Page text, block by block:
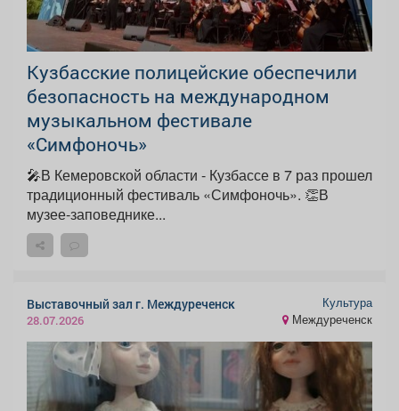
Кузбасские полицейские обеспечили
безопасность на международном
музыкальном фестивале
«Симфоночь»
🎤В Кемеровской области - Кузбассе в 7 раз прошел
традиционный фестиваль «Симфоночь». 👏В
музее-заповеднике...
Выставочный зал г. Междуреченск
28.07.2026
Культура
Междуреченск